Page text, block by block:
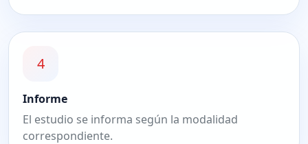
4
Informe
El estudio se informa según la modalidad
correspondiente.